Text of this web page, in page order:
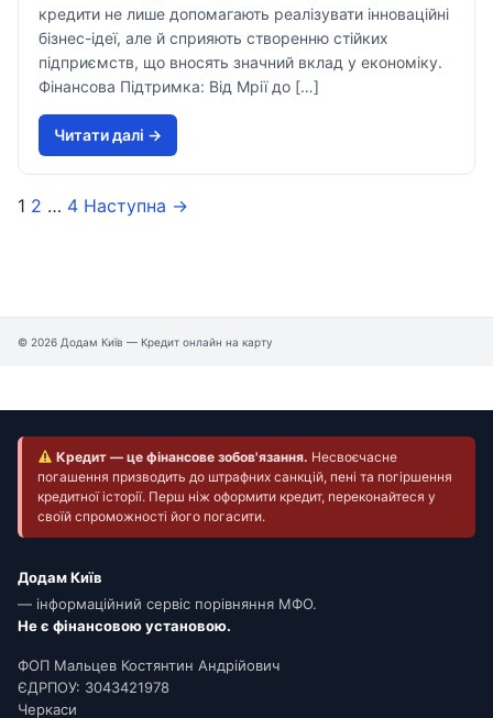
кредити не лише допомагають реалізувати інноваційні
бізнес-ідеї, але й сприяють створенню стійких
підприємств, що вносять значний вклад у економіку.
Фінансова Підтримка: Від Мрії до […]
Читати далi →
1 2 … 4 Наступна →
© 2026 Додам Київ — Кредит онлайн на карту
Кредит — це фінансове зобов'язання. Несвоєчасне
погашення призводить до штрафних санкцій, пені та погіршення
кредитної історії. Перш ніж оформити кредит, переконайтеся у
своїй спроможності його погасити.
Додам Київ
— інформаційний сервіс порівняння МФО.
Не є фінансовою установою.
ФОП Мальцев Костянтин Андрійович
ЄДРПОУ: 3043421978
Черкаси